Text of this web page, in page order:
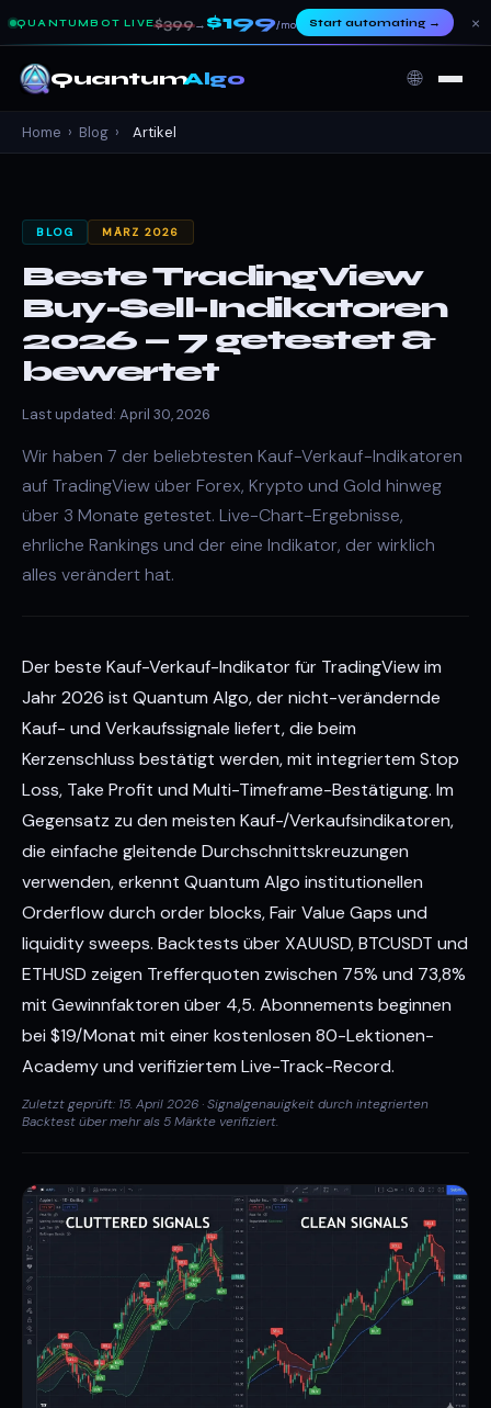
QUANTUMBOT LIVE$399→ $199/mo Start automating→ ×
QuantumAlgo 🌐
Home › Blog › Artikel
BLOG MÄRZ 2026
Beste TradingView
Buy-Sell-Indikatoren
2026 — 7 getestet &
bewertet
Last updated: April 30, 2026
Wir haben 7 der beliebtesten Kauf-Verkauf-Indikatoren
auf TradingView über Forex, Krypto und Gold hinweg
über 3 Monate getestet. Live-Chart-Ergebnisse,
ehrliche Rankings und der eine Indikator, der wirklich
alles verändert hat.
Der beste Kauf-Verkauf-Indikator für TradingView im
Jahr 2026 ist Quantum Algo, der nicht-verändernde
Kauf- und Verkaufssignale liefert, die beim
Kerzenschluss bestätigt werden, mit integriertem Stop
Loss, Take Profit und Multi-Timeframe-Bestätigung. Im
Gegensatz zu den meisten Kauf-/Verkaufsindikatoren,
die einfache gleitende Durchschnittskreuzungen
verwenden, erkennt Quantum Algo institutionellen
Orderflow durch order blocks, Fair Value Gaps und
liquidity sweeps. Backtests über XAUUSD, BTCUSDT und
ETHUSD zeigen Trefferquoten zwischen 75% und 73,8%
mit Gewinnfaktoren über 4,5. Abonnements beginnen
bei $19/Monat mit einer kostenlosen 80-Lektionen-
Academy und verifiziertem Live-Track-Record.
Zuletzt geprüft: 15. April 2026 · Signalgenauigkeit durch integrierten
Backtest über mehr als 5 Märkte verifiziert.